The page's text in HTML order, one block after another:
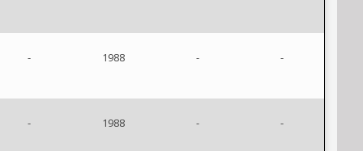
- 1988 - -
- 1988 - -